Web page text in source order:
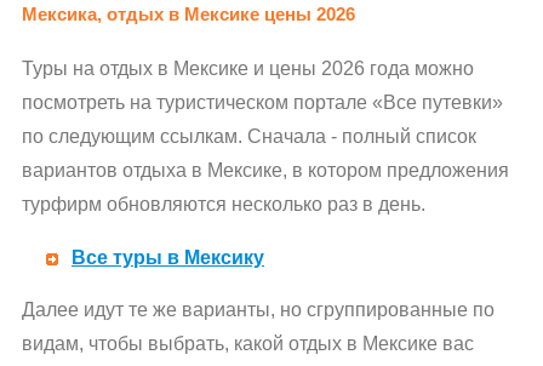
Мексика, отдых в Мексике цены 2026
Туры на отдых в Мексике и цены 2026 года можно
посмотреть на туристическом портале «Все путевки»
по следующим ссылкам. Сначала - полный список
вариантов отдыха в Мексике, в котором предложения
турфирм обновляются несколько раз в день.
Все туры в Мексику
Далее идут те же варианты, но сгруппированные по
видам, чтобы выбрать, какой отдых в Мексике вас